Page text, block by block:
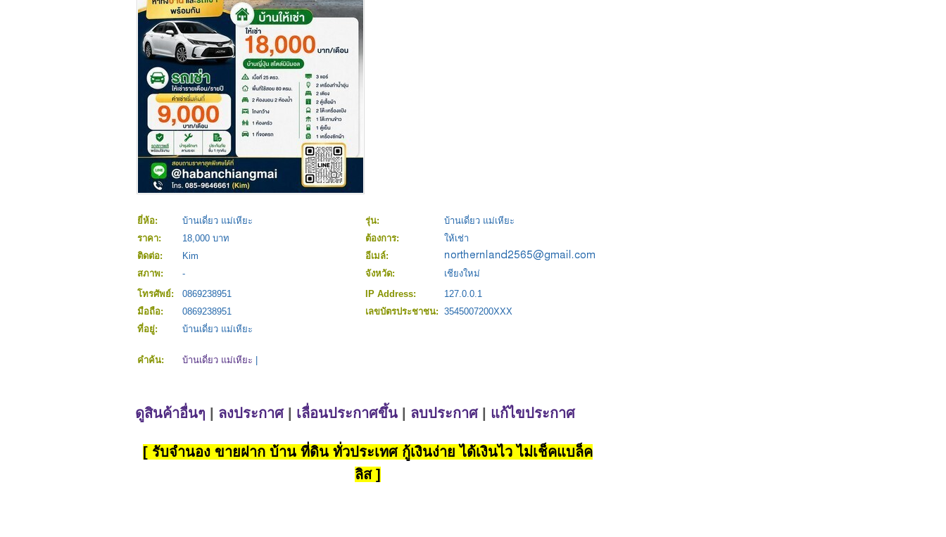
ยี่ห้อ: บ้านเดี่ยว แม่เหียะ รุ่น:
บ้านเดี่ยว แม่เหียะ
ราคา:
18,000 บาท ต้องการ:
ให้เช่า
ติดต่อ:
Kim
อีเมล์:
สภาพ:
- จังหวัด:
เชียงใหม่
โทรศัพย์:
0869238951 IP Address:
127.0.0.1
มือถือ:
0869238951 เลขบัตรประชาชน: 3545007200XXX
ที่อยู่:
บ้านเดี่ยว แม่เหียะ
คำค้น: บ้านเดี่ยว แม่เหียะ
ดูสินค้าอื่นๆ ลงประกาศ| เลื่อนประกาศขึ้น ลบประกาศ| แก้ไขประกาศ
[ รับจำนอง ขายฝาก บ้าน ที่ดิน ทั่วประเทศ กู้เงินง่าย ได้เงินไว ไม่เช็คแบล็ค
ลิส ]